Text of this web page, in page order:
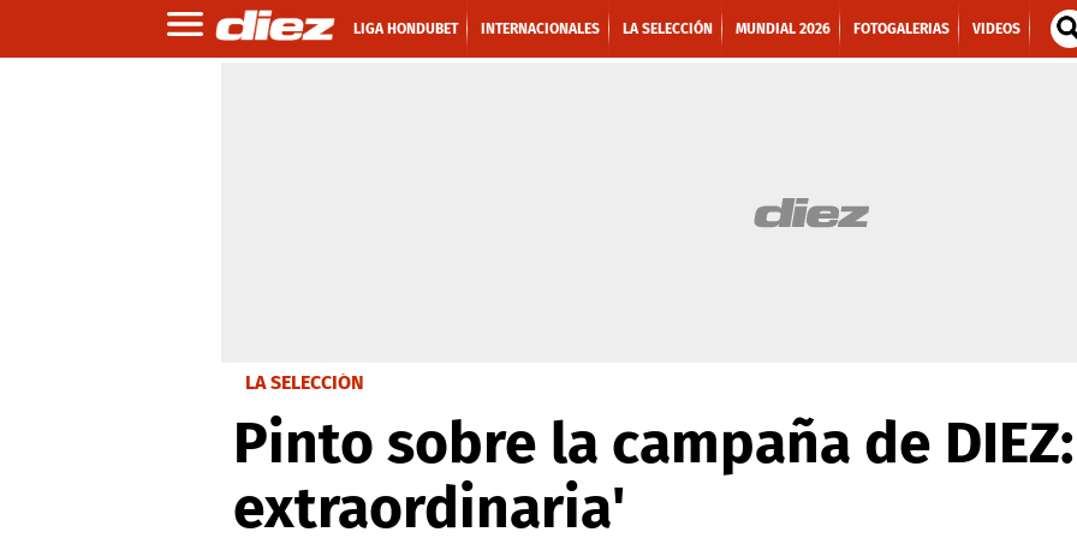
LIGA HONDUBET INTERNACIONALES LA SELECCIÓN MUNDIAL 2026 FOTOGALERIAS VIDEOS
LA SELECCIÓN
Pinto sobre la campaña de
extraordinaria'